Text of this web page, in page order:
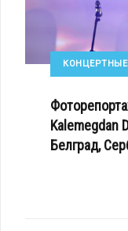
Kalemegdan
Белград,